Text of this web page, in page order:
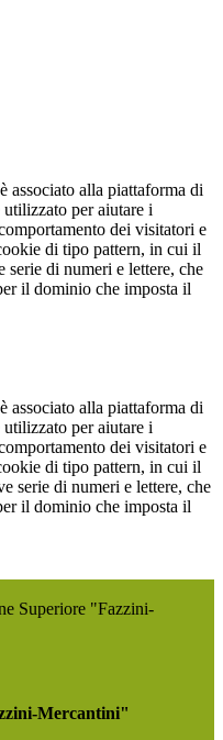
associato alla piattaforma di
per aiutare i
dei visitatori e
di tipo pattern, in cui il
serie di numeri e lettere, che
il dominio che imposta il
associato alla piattaforma di
per aiutare i
dei visitatori e
di tipo pattern, in cui il
serie di numeri e lettere, che
il dominio che imposta il
Superiore "Fazzini-
Mercantini"